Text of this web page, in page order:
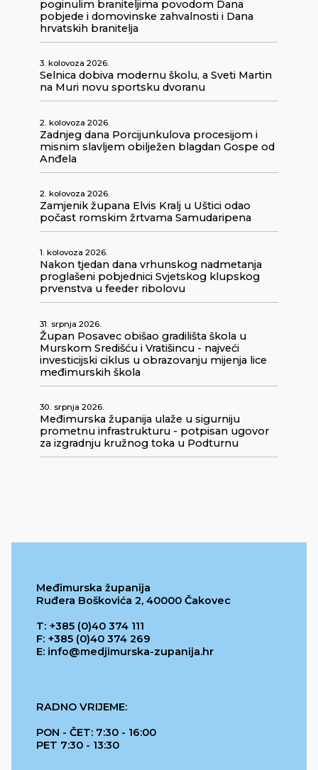
poginulim braniteljima povodom Dana
pobjede i domovinske zahvalnosti i Dana
hrvatskih branitelja
3. kolovoza 2026.
Selnica dobiva modernu školu, a Sveti Martin
na Muri novu sportsku dvoranu
2. kolovoza 2026.
Zadnjeg dana Porcijunkulova procesijom i
misnim slavljem obilježen blagdan Gospe od
Anđela
2. kolovoza 2026.
Zamjenik župana Elvis Kralj u Uštici odao
počast romskim žrtvama Samudaripena
1. kolovoza 2026.
Nakon tjedan dana vrhunskog nadmetanja
proglašeni pobjednici Svjetskog klupskog
prvenstva u feeder ribolovu
31. srpnja 2026.
Župan Posavec obišao gradilišta škola u
Murskom Središću i Vratišincu - najveći
investicijski ciklus u obrazovanju mijenja lice
međimurskih škola
30. srpnja 2026.
Međimurska županija ulaže u sigurniju
prometnu infrastrukturu - potpisan ugovor
za izgradnju kružnog toka u Podturnu
Međimurska županija
Ruđera Boškovića 2, 40000 Čakovec
T: +385 (0)40 374 111
F: +385 (0)40 374 269
E: info@medjimurska-zupanija.hr
RADNO VRIJEME:
PON - ČET: 7:30 - 16:00
PET 7:30 - 13:30